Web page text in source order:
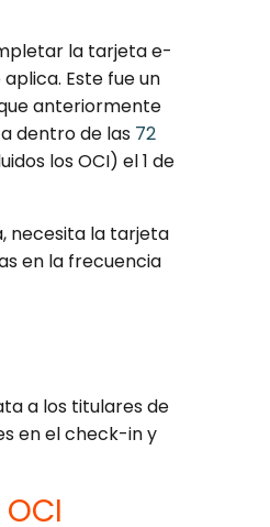
la tarjeta e-
Este fue un
anteriormente
dentro de las 72
los OCI) el 1 de
necesita la tarjeta
en la frecuencia
a los titulares de
en el check-in y